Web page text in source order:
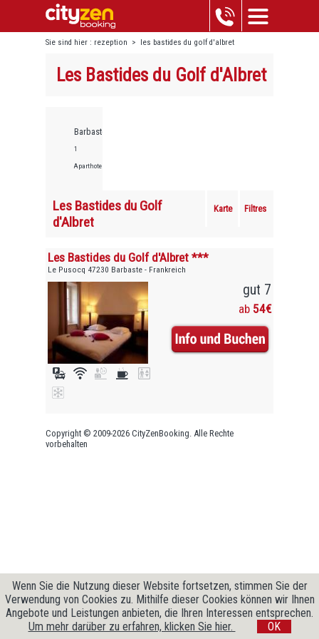
Sie sind hier : rezeption > les bastides du golf d'albret
Les Bastides du Golf d'Albret
Barbaste,
1
Aparthotels
Les Bastides du Golf
d'Albret
Karte Filtres
Les Bastides du Golf d'Albret ***
Le Pusocq 47230 Barbaste - Frankreich
gut 7
ab 54€
Copyright © 2009-2026 CityZenBooking. Alle Rechte
vorbehalten
Wenn Sie die Nutzung dieser Website fortsetzen, stimmen Sie der
Verwendung von Cookies zu. Mithilfe dieser Cookies können wir Ihnen
Angebote und Leistungen anbieten, die Ihren Interessen entsprechen.
Um mehr darüber zu erfahren, klicken Sie hier.
OK